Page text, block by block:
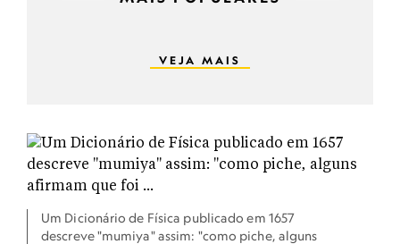
VEJA MAIS
Um Dicionário de Física publicado em 1657
descreve "mumiya" assim: "como piche, alguns